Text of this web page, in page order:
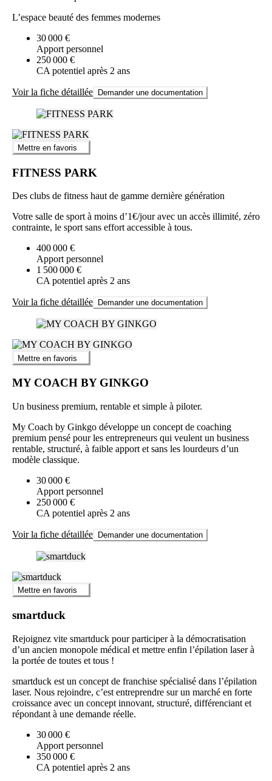
L’espace beauté des femmes modernes
30 000 €
Apport personnel
250 000 €
CA potentiel après 2 ans
Voir la fiche détaillée Demander une documentation
Mettre en favoris
FITNESS PARK
Des clubs de fitness haut de gamme dernière génération
Votre salle de sport à moins d’1€/jour avec un accès illimité, zéro
contrainte, le sport sans effort accessible à tous.
400 000 €
Apport personnel
1 500 000 €
CA potentiel après 2 ans
Voir la fiche détaillée Demander une documentation
Mettre en favoris
MY COACH BY GINKGO
Un business premium, rentable et simple à piloter.
My Coach by Ginkgo développe un concept de coaching
premium pensé pour les entrepreneurs qui veulent un business
rentable, structuré, à faible apport et sans les lourdeurs d’un
modèle classique.
30 000 €
Apport personnel
250 000 €
CA potentiel après 2 ans
Voir la fiche détaillée Demander une documentation
Mettre en favoris
smartduck
Rejoignez vite smartduck pour participer à la démocratisation
d’un ancien monopole médical et mettre enfin l’épilation laser à
la portée de toutes et tous !
smartduck est un concept de franchise spécialisé dans l’épilation
laser. Nous rejoindre, c’est entreprendre sur un marché en forte
croissance avec un concept innovant, structuré, différenciant et
répondant à une demande réelle.
30 000 €
Apport personnel
350 000 €
CA potentiel après 2 ans